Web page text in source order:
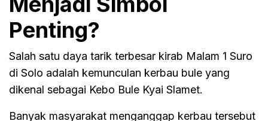
Penting?
Salah satu daya tarik terbesar kirab Malam 1 Suro
di Solo adalah kemunculan kerbau bule yang
dikenal sebagai Kebo Bule Kyai Slamet.
Banyak masyarakat menganggap kerbau tersebut